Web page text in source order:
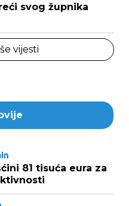
svog župnika
vijesti
81 tisuća eura za